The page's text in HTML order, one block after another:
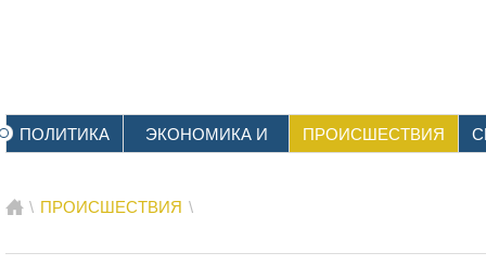
ПОЛИТИКА ЭКОНОМИКА И ПРОИСШЕСТВИЯ
\ ПРОИСШЕСТВИЯ \